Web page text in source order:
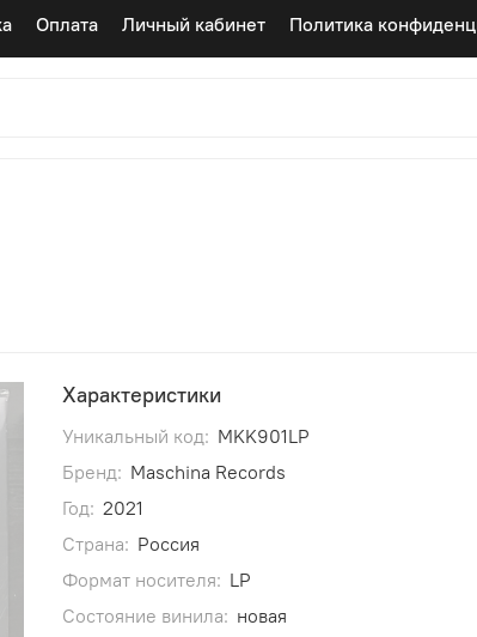
Оплата Личный кабинет Политика
Характеристики
Уникальный код: MKK901LP
Бренд: Maschina Records
Год: 2021
Страна: Россия
Формат носителя: LP
Состояние винила: новая